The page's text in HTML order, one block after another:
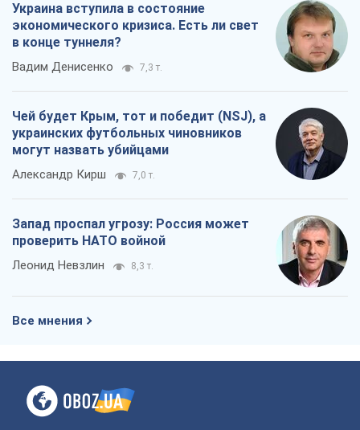
Украина вступила в состояние
экономического кризиса. Есть ли свет
в конце туннеля?
Вадим Денисенко 7,3 т.
Чей будет Крым, тот и победит (NSJ), а
украинских футбольных чиновников
могут назвать убийцами
Александр Кирш 7,0 т.
Запад проспал угрозу: Россия может
проверить НАТО войной
Леонид Невзлин 8,3 т.
Все мнения